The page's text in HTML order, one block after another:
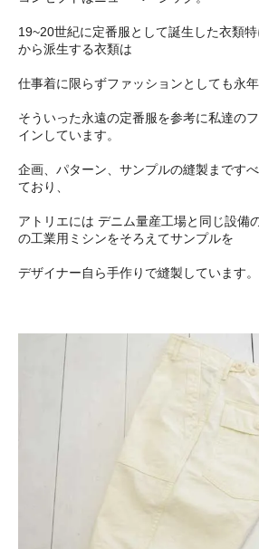
19~20世紀に定番服として誕生した衣類
から派生する衣類は
仕事着に限らずファッションとしても永
そういった永遠の定番服を参考に私達の
インしています。
企画、パターン、サンプルの縫製まです
ており、
アトリエには デニム量産工場と同じ設備
の工業用ミシンをそろえてサンプルを
デザイナー自ら手作りで縫製しています。